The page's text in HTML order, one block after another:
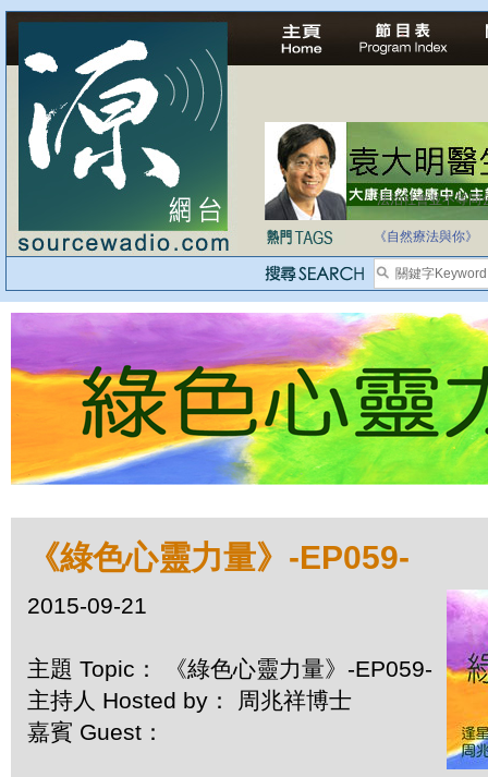
法治社會並不等同
《自然療法與你》
《綠色心靈力量》-EP059-
2015-09-21
主題 Topic： 《綠色心靈力量》-EP059-
主持人 Hosted by： 周兆祥博士
嘉賓 Guest：